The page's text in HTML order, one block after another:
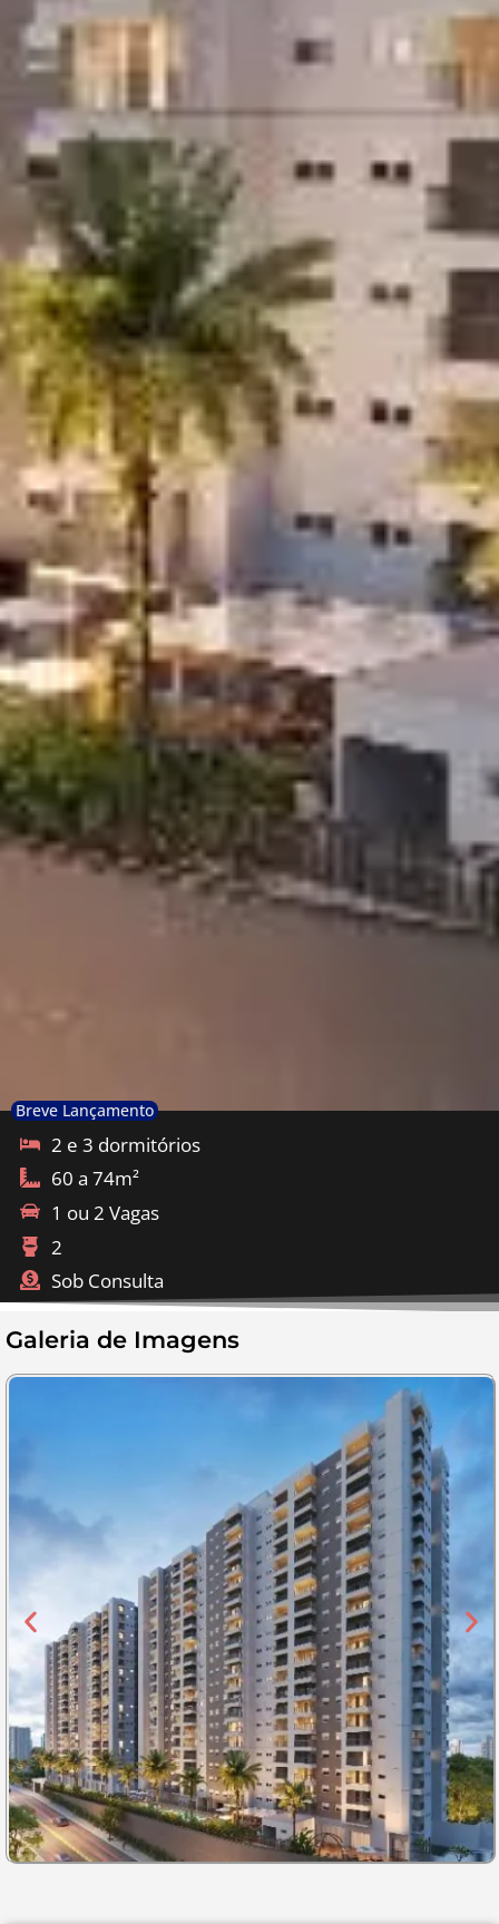
Breve Lançamento
2 e 3 dormitórios
60 a 74m²
1 ou 2 Vagas
2
Sob Consulta
Galeria de Imagens